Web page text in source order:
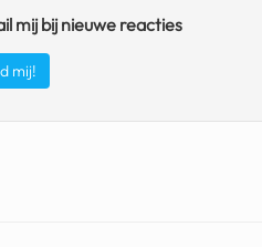
mij bij nieuwe reacties